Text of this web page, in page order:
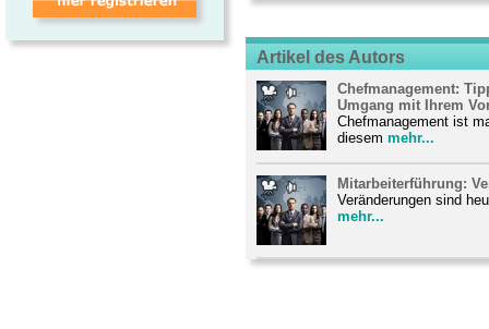
Artikel des Autors
Chefmanagement:
Umgang mit Ihrem
Chefmanagement ist
diesem mehr...
Mitarbeiterführung:
Veränderungen sind
mehr...